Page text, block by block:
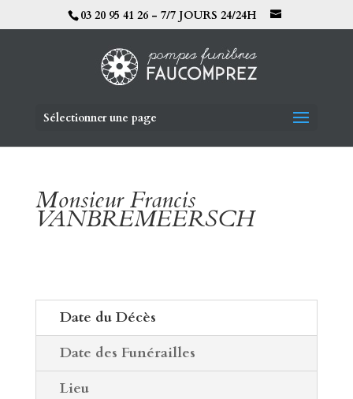
03 20 95 41 26 - 7/7 JOURS 24/24H
Sélectionner une page
Monsieur Francis
VANBREMEERSCH
Date du Décès
Date des Funérailles
Lieu